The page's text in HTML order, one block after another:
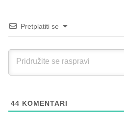
Pretplatiti se
44 KOMENTARI